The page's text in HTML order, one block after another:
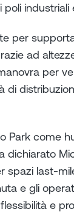
industriali
per
ad
per
di
Park come
dichiarato
spazi last-
e gli
e